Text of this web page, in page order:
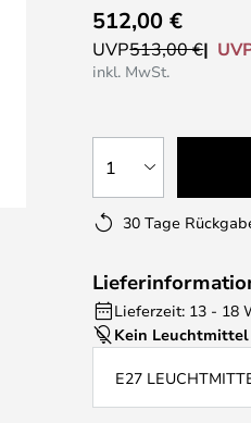
512,00 €
UVP513,00 €
inkl. MwSt.
1
30 Tage
Lieferzeit: 13 - 18
Kein Leuchtmittel
E27